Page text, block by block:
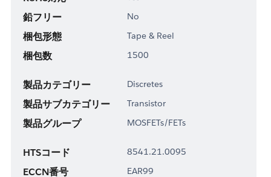
鉛フリー No
梱包形態 Tape & Reel
梱包数 1500
製品カテゴリー Discretes
製品サブカテゴリー Transistor
製品グループ MOSFETs/FETs
HTSコード 8541.21.0095
ECCN番号 EAR99